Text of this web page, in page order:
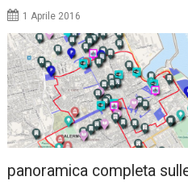
1 Aprile 2016
panoramica completa